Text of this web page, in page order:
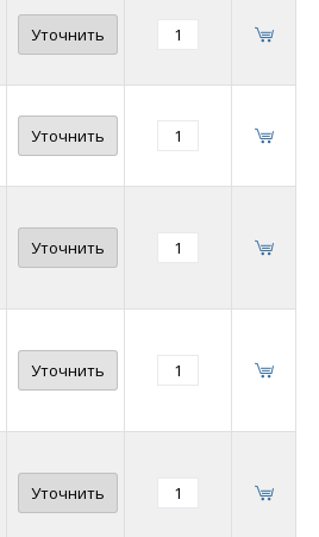
Уточнить
Уточнить
Уточнить
Уточнить
Уточнить